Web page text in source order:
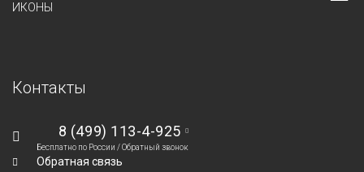
ИКОНЫ
Контакты
8 (499) 113-4-925
Бесплатно по России /Обратный звонок
Обратная связь